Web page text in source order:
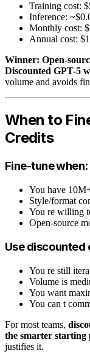
Training cost:
Inference:
Monthly cost:
Annual cost:
Winner: Open-
Discounted GPT-5
volume and avoids
When to
Credits
Fine-tune when:
You have
Style/format
You re willing
Open-source
Use discounted
You re still
Volume is
You want
You can t
For most teams,
the smarter starting
justifies it.